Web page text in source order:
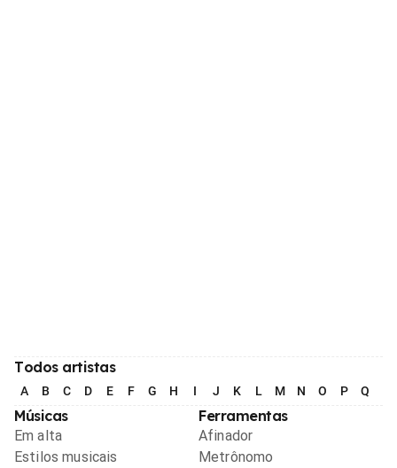
Todos artistas
A B C D E F G H I J K L M N O P Q
Músicas
Em alta
Estilos musicais
Ferramentas
Afinador
Metrônomo